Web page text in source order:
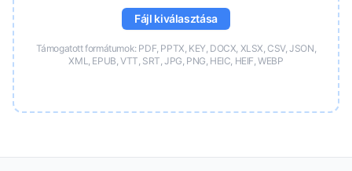
Fájl kiválasztása
Támogatott formátumok: PDF, PPTX, KEY, DOCX, XLSX, CSV, JSON,
XML, EPUB, VTT, SRT, JPG, PNG, HEIC, HEIF, WEBP